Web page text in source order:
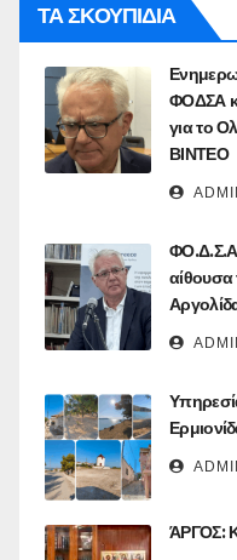
ΤΑ ΣΚΟΥΠΙΔΙΑ
ΦΟΔΣΑ
για το
ΒΙΝΤΕΟ
αίθουσα
ΆΡΓΟΣ: